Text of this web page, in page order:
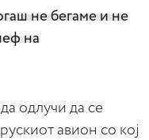
не бегаме и не
на
одлучи да се
авион со кој